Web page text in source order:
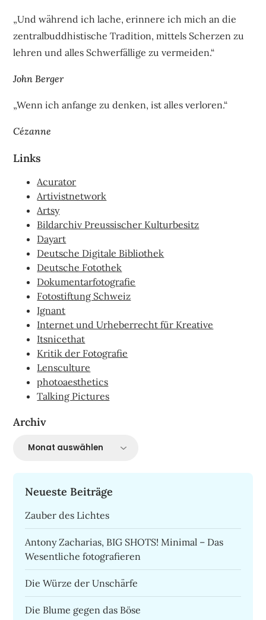
„Und während ich lache, erinnere ich mich an die
zentralbuddhistische Tradition, mittels Scherzen zu
lehren und alles Schwerfällige zu vermeiden.“
John Berger
„Wenn ich anfange zu denken, ist alles verloren.“
Cézanne
Links
Acurator
Artivistnetwork
Artsy
Bildarchiv Preussischer Kulturbesitz
Dayart
Deutsche Digitale Bibliothek
Deutsche Fotothek
Dokumentarfotografie
Fotostiftung Schweiz
Ignant
Internet und Urheberrecht für Kreative
Itsnicethat
Kritik der Fotografie
Lensculture
photoaesthetics
Talking Pictures
Archiv
Archiv
Neueste Beiträge
Zauber des Lichtes
Antony Zacharias, BIG SHOTS! Minimal – Das
Wesentliche fotografieren
Die Würze der Unschärfe
Die Blume gegen das Böse